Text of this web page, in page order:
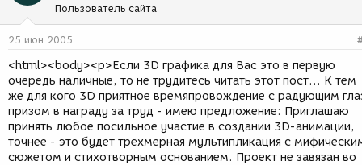
е
м
ы
з
д
и
я
Пользователь сайта
25 июн 2005
<html><body><p>Если 3D графика для Вас это в первую
очередь наличные, то не трудитесь читать этот пост... К тем
же для кого 3D приятное времяпровождение с радующим
призом в награду за труд - имею предложение: Приглашаю
принять любое посильное участие в создании 3D-анимации,
точнее - это будет трёхмерная мультипликация с
сюжетом и стихотворным основанием. Проект не завязан во